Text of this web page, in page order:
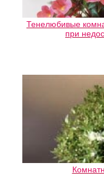
Тенелюбивые
при